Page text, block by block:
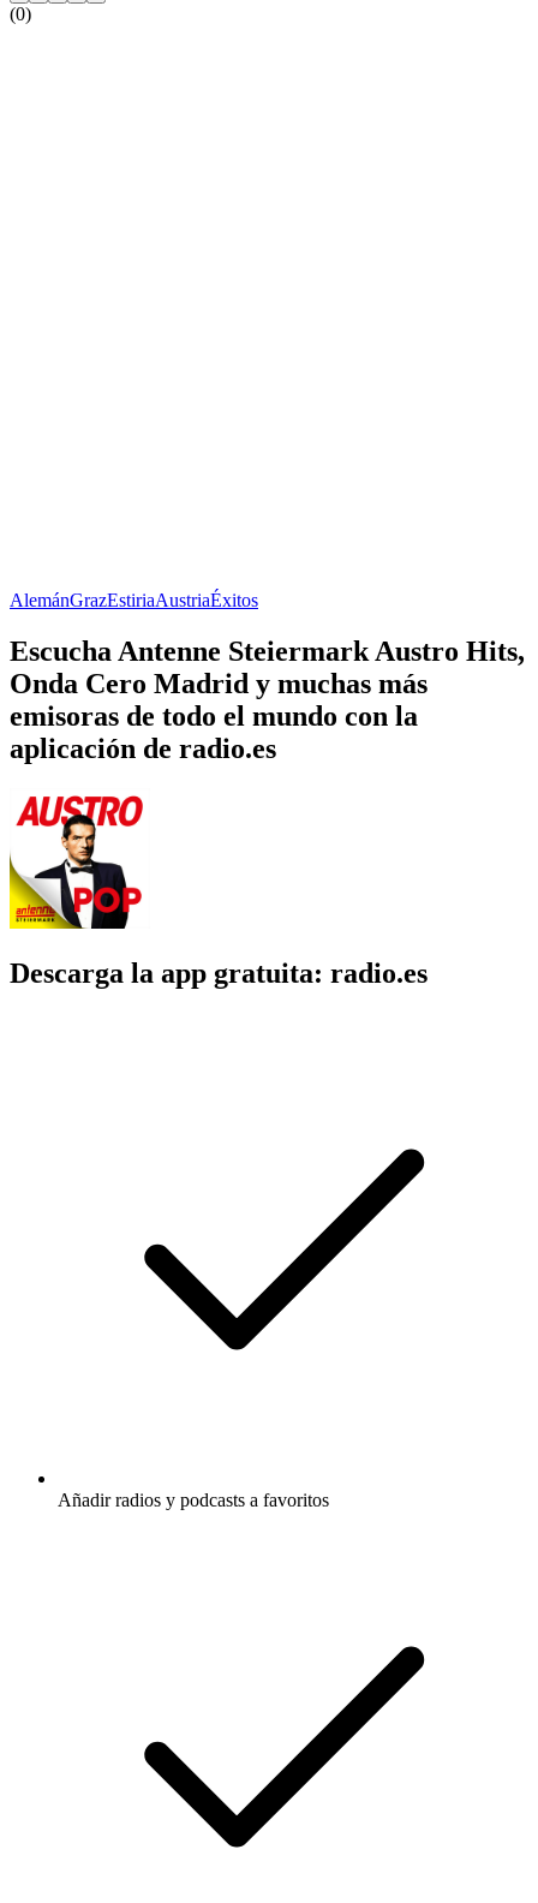
(0)
AlemánGrazEstiriaAustriaÉxitos
Escucha Antenne Steiermark Austro Hits,
Onda Cero Madrid y muchas más
emisoras de todo el mundo con la
aplicación de radio.es
Descarga la app gratuita: radio.es
Añadir radios y podcasts a favoritos